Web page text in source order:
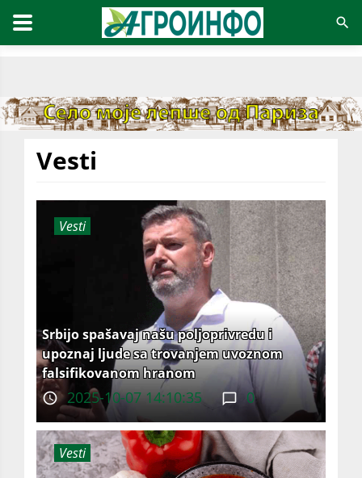
Vesti
Vesti
Srbijo spašavaj našu poljoprivredu i
upoznaj ljude sa trovanjem uvoznom
falsifikovanom hranom
2025-10-07 14:10:35 0
Vesti